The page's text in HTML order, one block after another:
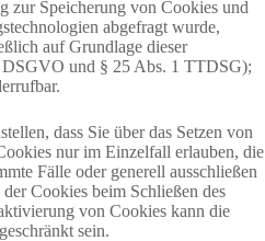
zur Speicherung von Cookies und
abgefragt wurde,
auf Grundlage dieser
und § 25 Abs. 1 TTDSG);
dass Sie über das Setzen von
nur im Einzelfall erlauben, die
Fälle oder generell ausschließen
Cookies beim Schließen des
von Cookies kann die
sein.